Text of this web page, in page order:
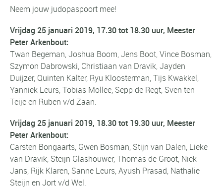
Neem jouw judopaspoort mee!
Vrijdag 25 januari 2019, 17.30 tot 18.30 uur, Meester
Peter Arkenbout:
Twan Begeman, Joshua Boom, Jens Boot, Vince Bosman,
Szymon Dabrowski, Christiaan van Dravik, Jayden
Duijzer, Quinten Kalter, Ryu Kloosterman, Tijs Kwakkel,
Yanniek Leurs, Tobias Mollee, Sepp de Regt, Sven ten
Teije en Ruben v/d Zaan.
Vrijdag 25 januari 2019, 18.30 tot 19.30 uur, Meester
Peter Arkenbout:
Carsten Bongaarts, Gwen Bosman, Stijn van Dalen, Lieke
van Dravik, Steijn Glashouwer, Thomas de Groot, Nick
Jans, Rijk Klaren, Sanne Leurs, Ayush Prasad, Nathalie
Steijn en Jort v/d Wel.